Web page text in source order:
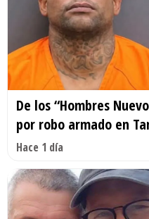
De los “Hombres
por robo armado en
Hace 1 día